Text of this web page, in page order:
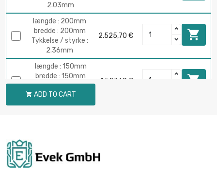
2.03mm
længde : 200mm
bredde : 200mm
Tykkelse / styrke :
2.36mm
2.525,70 € 
længde : 150mm
bredde : 150mm
Tykkelse / styrke :
2.54mm
1.527,60 € 
længde : 150mm
 ADD TO CART